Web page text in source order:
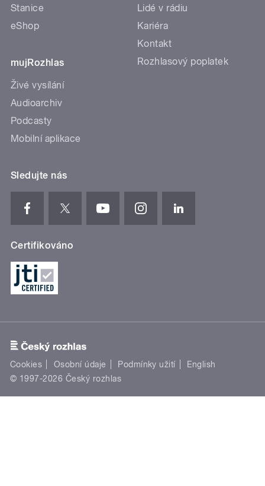
Stanice
eShop
mujRozhlas
Živé vysílání
Audioarchiv
Podcasty
Mobilní aplikace
Lidé v rádiu
Kariéra
Kontakt
Rozhlasový poplatek
Sledujte nás
Certifikováno
Cookies Osobní údaje Podmínky užití
English
© 1997-2026 Český rozhlas